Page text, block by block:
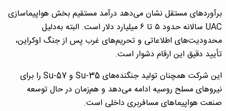
برآوردهای مستقل نشان می‌دهد درآمد مستقیم بخش هواپیماسازی
UAC سالانه حدود ۵ تا ۶ میلیارد دلار است. البته به‌دلیل
محدودیت‌های اطلاعاتی و تحریم‌های غرب پس از جنگ اوکراین،
تأیید دقیق این ارقام دشوار است.
این شرکت همچنان تولید جنگنده‌های Su-35 و Su-57 را برای
نیروهای مسلح روسیه ادامه می‌دهد و هم‌زمان در حال توسعه
صنعت هواپیماهای مسافربری داخلی است.